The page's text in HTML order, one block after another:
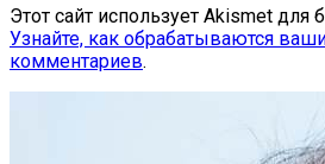
Этот сайт использует Akismet
Узнайте, как обрабатываются
комментариев.